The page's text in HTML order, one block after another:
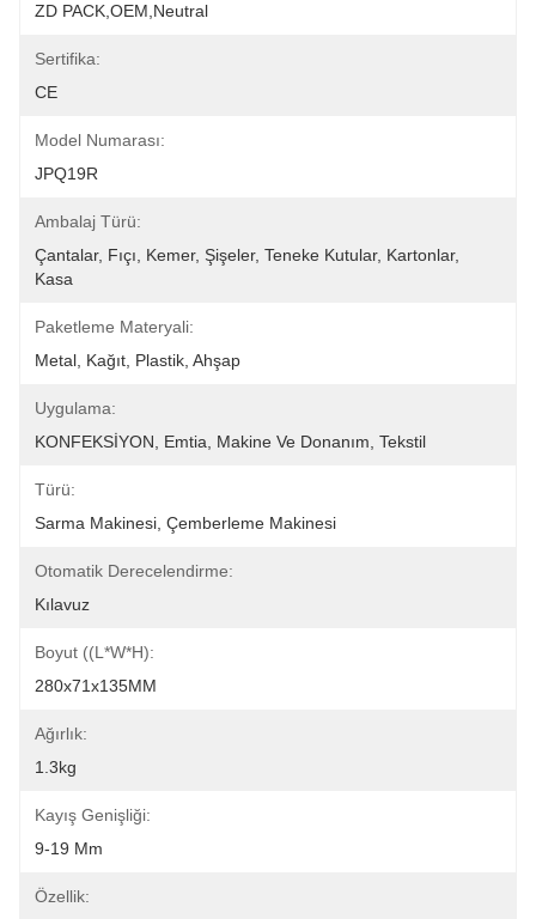
ZD PACK,OEM,neutral
Sertifika:
CE
Model Numarası:
JPQ19R
Ambalaj Türü:
Çantalar, Fıçı, Kemer, Şişeler, Teneke Kutular, Kartonlar,
Kasa
Paketleme Materyali:
Metal, Kağıt, Plastik, Ahşap
Uygulama:
KONFEKSİYON, Emtia, Makine Ve Donanım, Tekstil
Türü:
Sarma Makinesi, Çemberleme Makinesi
Otomatik Derecelendirme:
Kılavuz
Boyut ((L*W*H):
280x71x135MM
Ağırlık:
1.3kg
Kayış Genişliği:
9-19 Mm
Özellik: